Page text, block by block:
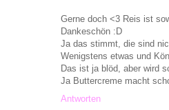
Gerne doch <3 Reis ist
Dankeschön :D
Ja das stimmt, die sind
Wenigstens etwas und
Das ist ja blöd, aber wird
Ja Buttercreme macht
Antworten